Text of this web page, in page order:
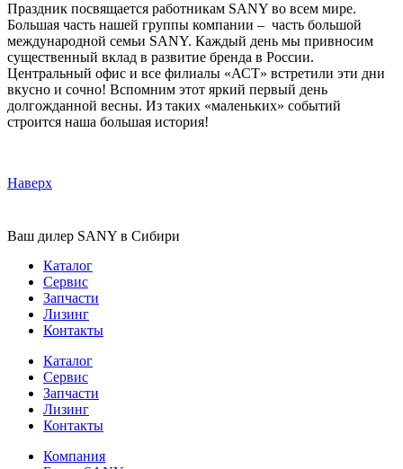
Праздник посвящается работникам SANY во всем мире.
Большая часть нашей группы компании – часть большой
международной семьи SANY. Каждый день мы привносим
существенный вклад в развитие бренда в России.
Центральный офис и все филиалы «АСТ» встретили эти дни
вкусно и сочно! Вспомним этот яркий первый день
долгожданной весны. Из таких «маленьких» событий
строится наша большая история!
Наверх
Ваш дилер SANY в Сибири
Каталог
Сервис
Запчасти
Лизинг
Контакты
Каталог
Сервис
Запчасти
Лизинг
Контакты
Компания